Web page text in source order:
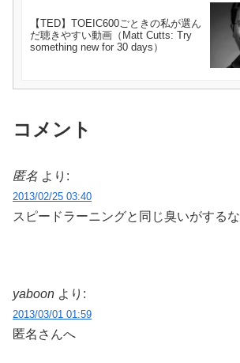
【TED】TOEIC600ごときの私が選ん
だ聴きやすい動画（Matt Cutts: Try
something new for 30 days）
コメント
匿名 より:
2013/02/25 03:40
スピードラーニングと同じ臭いがするな
yaboon より:
2013/03/01 01:59
匿名さんへ